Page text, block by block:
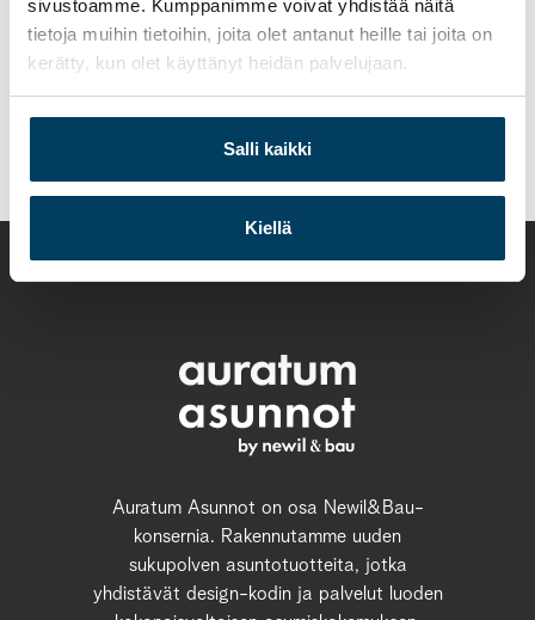
sivustoamme. Kumppanimme voivat yhdistää näitä
tietoja muihin tietoihin, joita olet antanut heille tai joita on
kerätty, kun olet käyttänyt heidän palvelujaan.
Salli kaikki
Kiellä
www.solarisnaantali.fi.
Ota yhteyttä, kerron mielelläni lisää!
Päivi Tausa puh. 0400 755 258
Auratum Asunnot on osa Newil&Bau-
konsernia. Rakennutamme uuden
sukupolven asuntotuotteita, jotka
yhdistävät design-kodin ja palvelut luoden